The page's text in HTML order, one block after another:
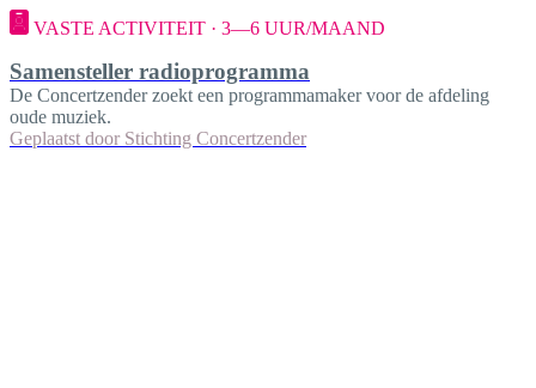
VASTE ACTIVITEIT · 3—6 UUR/MAAND
Samensteller radioprogramma
De Concertzender zoekt een programmamaker voor de afdeling
oude muziek.
Geplaatst door Stichting Concertzender